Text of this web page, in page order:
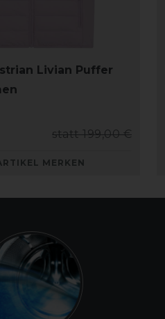
Livian Puffer
statt 199,00 €
MERKEN